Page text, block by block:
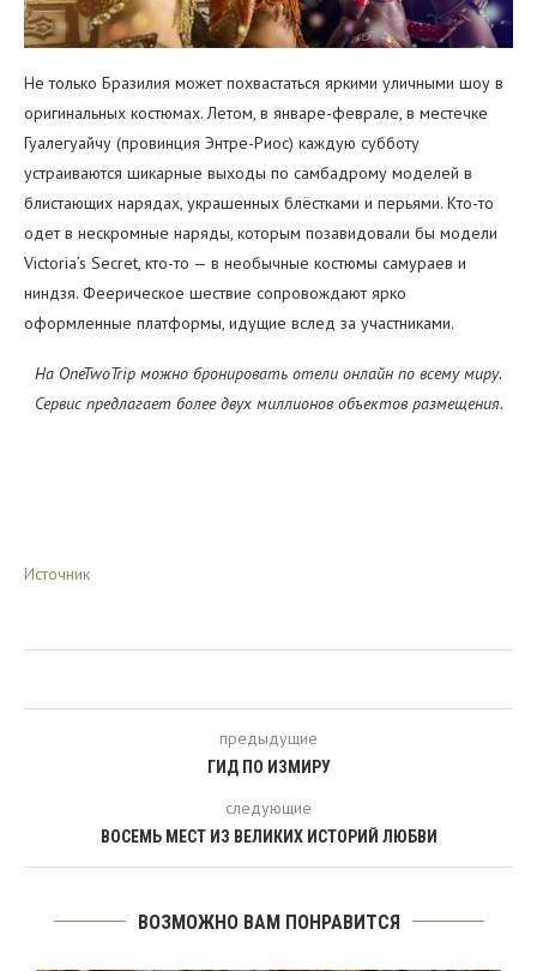
Не только Бразилия может похвастаться яркими уличными шоу в
оригинальных костюмах. Летом, в январе-феврале, в местечке
Гуалегуайчу (провинция Энтре-Риос) каждую субботу
устраиваются шикарные выходы по самбадрому моделей в
блистающих нарядах, украшенных блёстками и перьями. Кто-то
одет в нескромные наряды, которым позавидовали бы модели
Victoria’s Secret, кто-то — в необычные костюмы самураев и
ниндзя. Феерическое шествие сопровождают ярко
оформленные платформы, идущие вслед за участниками.
На OneTwoTrip можно бронировать отели онлайн по всему миру.
Сервис предлагает более двух миллионов объектов размещения.
Источник
предыдущие
ГИД ПО ИЗМИРУ
следующие
ВОСЕМЬ МЕСТ ИЗ ВЕЛИКИХ ИСТОРИЙ ЛЮБВИ
ВОЗМОЖНО ВАМ ПОНРАВИТСЯ